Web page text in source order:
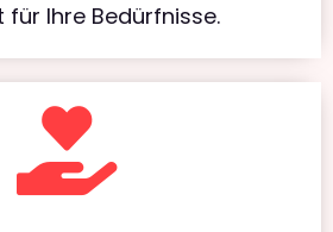
für Ihre Bedürfnisse.